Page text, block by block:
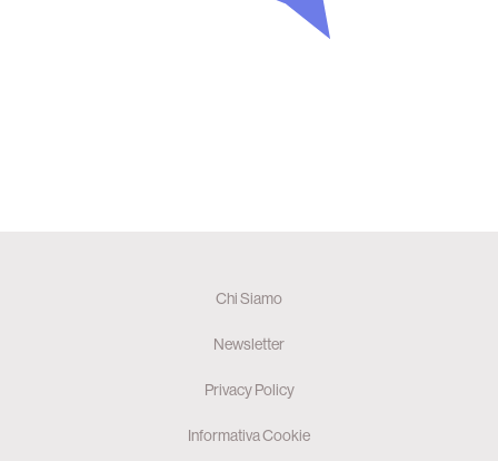
Chi Siamo
Newsletter
Privacy Policy
Informativa Cookie